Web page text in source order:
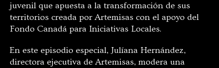
juvenil que apuesta a la transformación de sus
territorios creada por Artemisas con el apoyo del
Fondo Canadá para Iniciativas Locales.
En este episodio especial, Julíana Hernández,
directora ejecutiva de Artemisas, modera una